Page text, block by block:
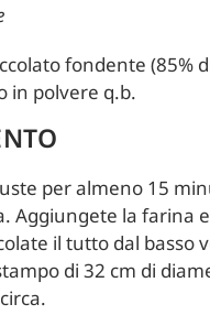
fondente (85%
in polvere q.b.
per almeno 15
Aggiungete la farina
il tutto dal basso
di 32 cm di